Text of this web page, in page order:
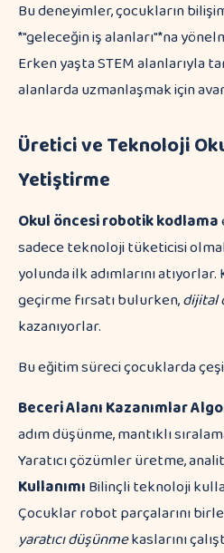
Bu deneyimler, çocukların
*"geleceğin iş alanları"*na
Erken yaşta STEM alanlarıyla
alanlarda uzmanlaşmak için
Üretici ve Teknoloji
Yetiştirme
Okul öncesi robotik kodlama
sadece teknoloji tüketicisi
yolunda ilk adımlarını
geçirme fırsatı bulurken,dijital
kazanıyorlar.
Bu eğitim süreci çocuklarda
Beceri AlanıKazanımlar
adım düşünme, mantıklı
Yaratıcı çözümler üretme,
KullanımıBilinçli teknoloji
Çocuklar robot parçalarını
yaratıcı düşünmekaslarını